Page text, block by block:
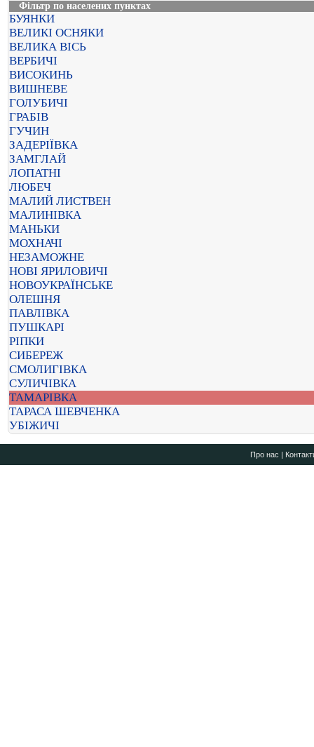
Фільтр по населених пунктах
БУЯНКИ
ВЕЛИКІ ОСНЯКИ
ВЕЛИКА ВІСЬ
ВЕРБИЧІ
ВИСОКИНЬ
ВИШНЕВЕ
ГОЛУБИЧІ
ГРАБІВ
ГУЧИН
ЗАДЕРІЇВКА
ЗАМГЛАЙ
ЛОПАТНІ
ЛЮБЕЧ
МАЛИЙ ЛИСТВЕН
МАЛИНІВКА
МАНЬКИ
МОХНАЧІ
НЕЗАМОЖНЕ
НОВІ ЯРИЛОВИЧІ
НОВОУКРАЇНСЬКЕ
ОЛЕШНЯ
ПАВЛІВКА
ПУШКАРІ
РІПКИ
СИБЕРЕЖ
СМОЛИГІВКА
СУЛИЧІВКА
ТАМАРІВКА
ТАРАСА ШЕВЧЕНКА
УБІЖИЧІ
Про нас |